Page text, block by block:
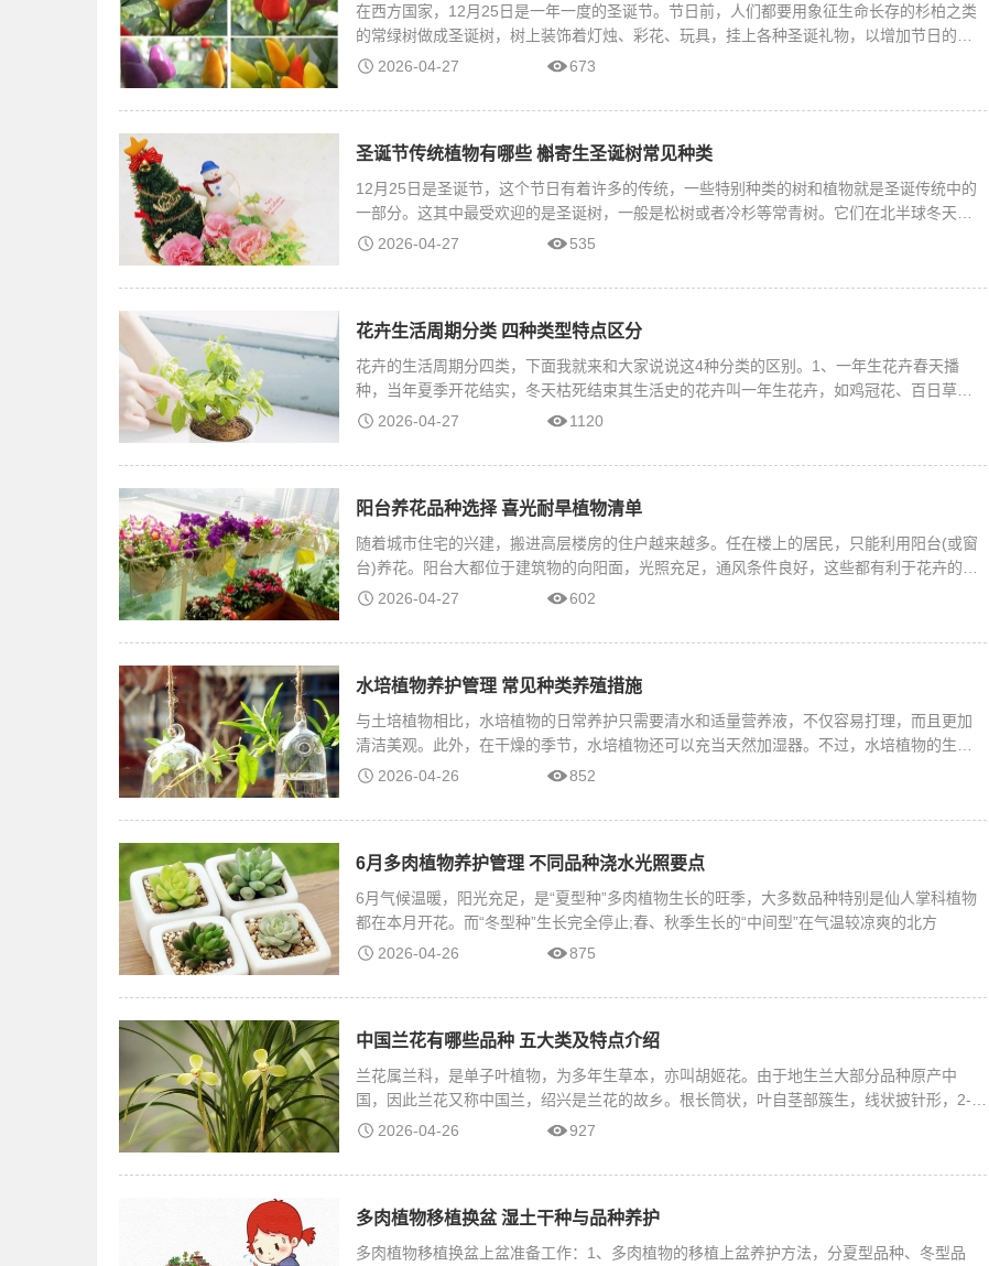
在西方国家，12月25日是一年一度的圣诞节。节日前，人们都要用象征生命长存的杉柏之类
的常绿树做成圣诞树，树上装饰着灯烛、彩花、玩具，挂上各种圣诞礼物，以增加节日的欢
乐气2026-04-27 673
圣诞节传统植物有哪些 槲寄生圣诞树常见种类
12月25日是圣诞节，这个节日有着许多的传统，一些特别种类的树和植物就是圣诞传统中的
一部分。这其中最受欢迎的是圣诞树，一般是松树或者冷杉等常青树。它们在北半球冬天最
寒冷2026-04-27 535
花卉生活周期分类 四种类型特点区分
花卉的生活周期分四类，下面我就来和大家说说这4种分类的区别。1、一年生花卉春天播
种，当年夏季开花结实，冬天枯死结束其生活史的花卉叫一年生花卉，如鸡冠花、百日草、
万寿菊2026-04-27 1120
阳台养花品种选择 喜光耐旱植物清单
随着城市住宅的兴建，搬进高层楼房的住户越来越多。任在楼上的居民，只能利用阳台(或窗
台)养花。阳台大都位于建筑物的向阳面，光照充足，通风条件良好，这些都有利于花卉的生
长 2026-04-27 602
水培植物养护管理 常见种类养殖措施
与土培植物相比，水培植物的日常养护只需要清水和适量营养液，不仅容易打理，而且更加
清洁美观。此外，在干燥的季节，水培植物还可以充当天然加湿器。不过，水培植物的生长
速 2026-04-26 852
6月多肉植物养护管理 不同品种浇水光照要点
6月气候温暖，阳光充足，是“夏型种”多肉植物生长的旺季，大多数品种特别是仙人掌科植物
都在本月开花。而“冬型种”生长完全停止;春、秋季生长的“中间型”在气温较凉爽的北方
2026-04-26
875
中国兰花有哪些品种 五大类及特点介绍
兰花属兰科，是单子叶植物，为多年生草本，亦叫胡姬花。由于地生兰大部分品种原产中
国，因此兰花又称中国兰，绍兴是兰花的故乡。根长筒状，叶自茎部簇生，线状披针形，2-3
片成2026-04-26 927
多肉植物移植换盆 湿土干种与品种养护
多肉植物移植换盆上盆准备工作：1、多肉植物的移植上盆养护方法，分夏型品种、冬型品